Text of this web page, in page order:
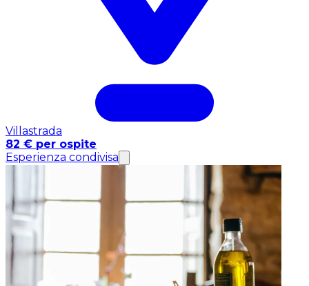
Villastrada
82 € per ospite
Esperienza condivisa